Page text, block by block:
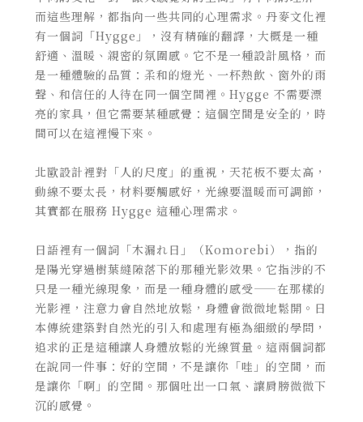
而這些理解，都指向一些共同的心理需求。丹麥文化裡
有一個詞「Hygge」，沒有精確的翻譯，大概是一種
舒適、溫暖、親密的氛圍感。它不是一種設計風格，而
是一種體驗的品質：柔和的燈光、一杯熱飲、窗外的雨
聲、和信任的人待在同一個空間裡。Hygge 不需要漂
亮的家具，但它需要某種感覺：這個空間是安全的，時
間可以在這裡慢下來。
北歐設計裡對「人的尺度」的重視，天花板不要太高，
動線不要太長，材料要觸感好，光線要溫暖而可調節，
其實都在服務 Hygge 這種心理需求。
日語裡有一個詞「木漏れ日」（Komorebi），指的
是陽光穿過樹葉縫隙落下的那種光影效果。它指涉的不
只是一種光線現象，而是一種身體的感受——在那樣的
光影裡，注意力會自然地放鬆，身體會微微地鬆開。日
本傳統建築對自然光的引入和處理有極為細緻的學問，
追求的正是這種讓人身體放鬆的光線質量。這兩個詞都
在說同一件事：好的空間，不是讓你「哇」的空間，而
是讓你「啊」的空間。那個吐出一口氣、讓肩膀微微下
沉的感覺。